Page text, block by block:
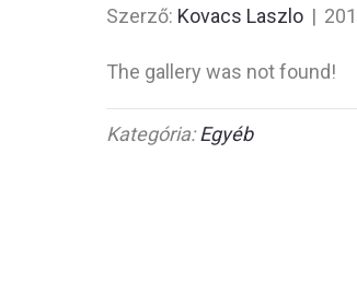
Szerző: Kovacs Laszlo |
The gallery was not found!
Kategória:Egyéb